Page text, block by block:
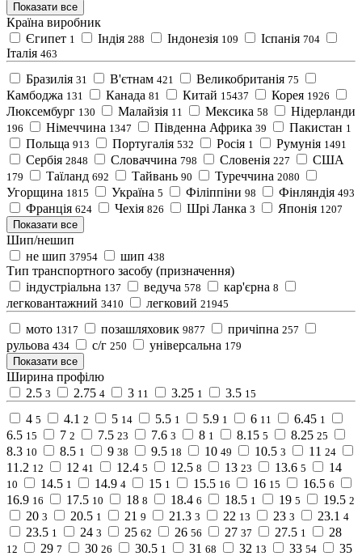
Показати все
Країна виробник
Єгипет 1 Індія 288 Індонезія 109 Іспанія 704
Італія 463
Бразилія 31 В'єтнам 421 Великобританія 75
Камбоджа 131 Канада 81 Китай 15437 Корея 1926
Люксембург 130 Малайзія 11 Мексика 58 Нідерланди
196 Німеччина 1347 Південна Африка 39 Пакистан 1
Польща 913 Португалія 532 Росія 1 Румунія 1491
Сербія 2848 Словаччина 798 Словенія 227 США
179 Таїланд 692 Тайвань 90 Туреччина 2080
Угорщина 1815 Україна 5 Філіппіни 98 Фінляндія 493
Франція 624 Чехія 826 Шрі Ланка 3 Японія 1207
Показати все
Шип/нешип
не шип 37954 шип 438
Тип транспортного засобу (призначення)
індустріальна 137 ведуча 578 кар'єрна 8
легковантажний 3410 легковий 21945
мото 1317 позашляховик 9877 причіпна 257
рульова 434 с/г 250 універсальна 179
Показати все
Ширина профілю
2.5 3 2.75 4 3 11 3.25 1 3.5 15
4 5 4.1 2 5 14 5.5 1 5.9 1 6 11 6.45 1
6.5 15 7 2 7.5 23 7.6 3 8 1 8.15 5 8.25 25
8.3 10 8.5 1 9 38 9.5 18 10 49 10.5 3 11 24
11.2 12 12 41 12.4 5 12.5 8 13 23 13.6 5 14
10 14.5 1 14.9 4 15 1 15.5 16 16 15 16.5 6
16.9 16 17.5 10 18 8 18.4 6 18.5 1 19 5 19.5 2
20 3 20.5 1 21 9 21.3 3 22 13 23 3 23.1 4
23.5 1 24 3 25 62 26 56 27 37 27.5 1 28
12 29 7 30 26 30.5 1 31 68 32 13 33 54 35